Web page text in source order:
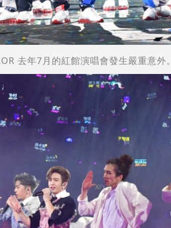
去年7月的紅館演唱會發生嚴重意外。